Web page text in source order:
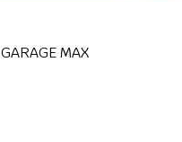
GARAGE MAX